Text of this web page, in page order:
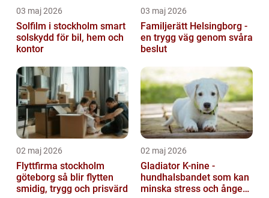
03 maj 2026
Solfilm i stockholm smart
solskydd för bil, hem och
kontor
03 maj 2026
Familjerätt Helsingborg -
en trygg väg genom svåra
beslut
02 maj 2026
Flyttfirma stockholm
göteborg så blir flytten
smidig, trygg och prisvärd
02 maj 2026
Gladiator K-nine -
hundhalsbandet som kan
minska stress och ångest